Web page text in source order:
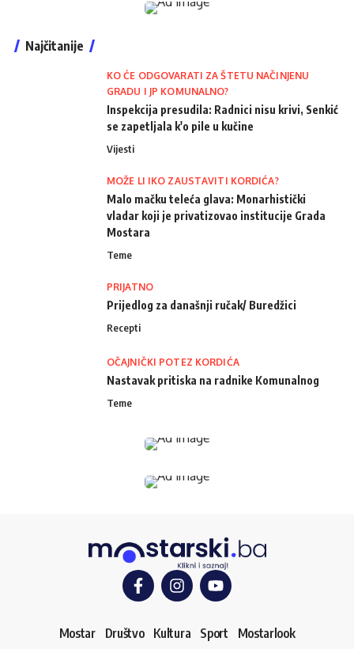
Najčitanije
KO ĆE ODGOVARATI ZA ŠTETU NAČINJENU
GRADU I JP KOMUNALNO?
Inspekcija presudila: Radnici nisu krivi, Senkić
se zapetljala k'o pile u kučine
Vijesti
MOŽE LI IKO ZAUSTAVITI KORDIĆA?
Malo mačku teleća glava: Monarhistički
vladar koji je privatizovao institucije Grada
Mostara
Teme
PRIJATNO
Prijedlog za današnji ručak/ Buredžici
Recepti
OČAJNIČKI POTEZ KORDIĆA
Nastavak pritiska na radnike Komunalnog
Teme
Mostar Društvo Kultura Sport Mostarlook